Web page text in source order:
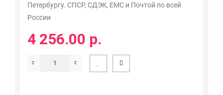
Петербургу. СПСР, СДЭК, ЕМС и Почтой по всей
России
4 256.00 р.